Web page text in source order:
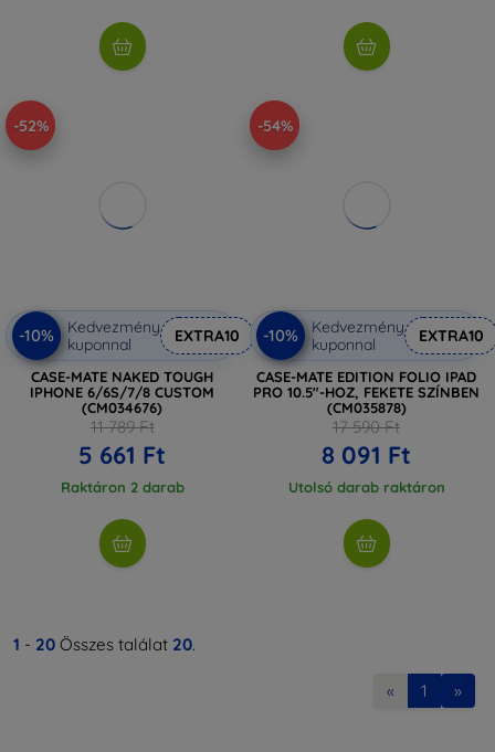
-52%
-10%
Kedvezmény
kuponnal
EXTRA10
CASE-MATE NAKED TOUGH
IPHONE 6/6S/7/8 CUSTOM
(CM034676)
11 789 Ft
5 661 Ft
Raktáron 2 darab
-54%
-10%
Kedvezmény
kuponnal
EXTRA10
CASE-MATE EDITION FOLIO IPAD
PRO 10.5"-HOZ, FEKETE SZÍNBEN
(CM035878)
17 590 Ft
8 091 Ft
Utolsó darab raktáron
1 - 20 Összes találat 20.
« 1 »